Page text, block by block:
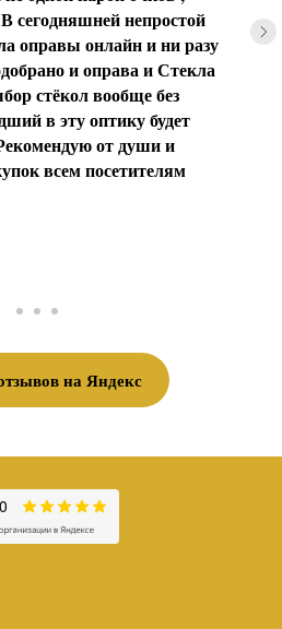
сегодняшней непростой
оправы онлайн и ни разу
и оправа и Стекла
стёкол вообще без
в эту оптику будет
от души и
всем посетителям
на Яндекс